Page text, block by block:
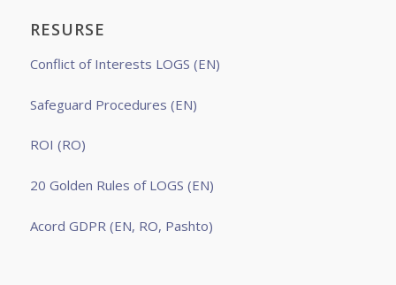
RESURSE
Conflict of Interests LOGS (EN)
Safeguard Procedures (EN)
ROI (RO)
20 Golden Rules of LOGS (EN)
Acord GDPR (EN, RO, Pashto)